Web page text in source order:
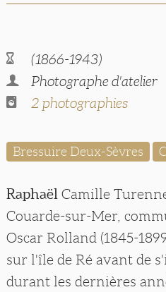
(1866-1943)
Photographe d'atelier
2 photographies
Bressuire Deux-Sèvres
Raphaël Camille
Couarde-sur-Mer,
Oscar Rolland (1845-
sur l'île de Ré avant de
durant les dernières